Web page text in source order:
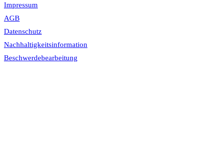
Impressum
AGB
Datenschutz
Nachhaltigkeitsinformation
Beschwerdebearbeitung